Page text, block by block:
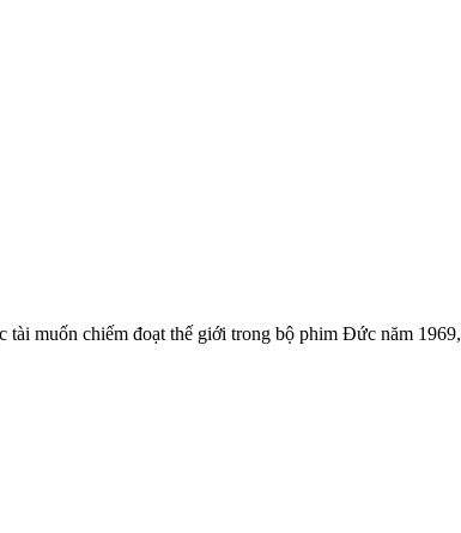
muốn chiếm đoạt thế giới trong bộ phim Đức năm 1969,